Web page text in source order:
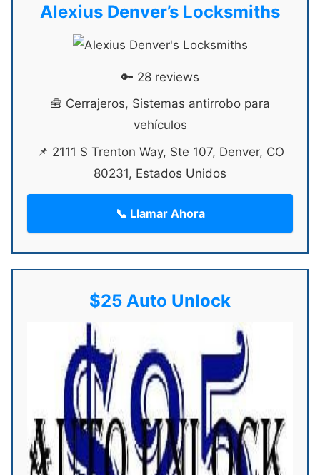
Alexius Denver’s Locksmiths
🔑 28 reviews
🧰 Cerrajeros, Sistemas antirrobo para
vehículos
📌 2111 S Trenton Way, Ste 107, Denver, CO
80231, Estados Unidos
📞 Llamar Ahora
$25 Auto Unlock